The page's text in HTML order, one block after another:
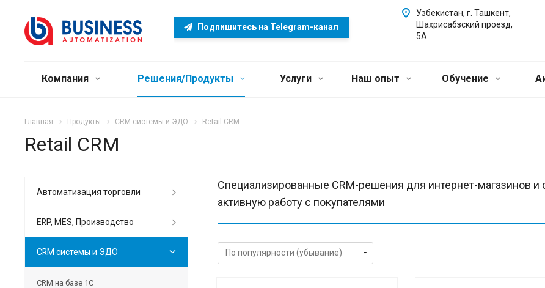
Подпишитесь на Telegram-канал
Узбекистан, г. Ташкент,
Шахрисабзский проезд,
5А
Компания Решения/Продукты Услуги Наш опыт Обучение
Главная Продукты CRM системы и ЭДО Retail CRM
Retail CRM
Cпециализированные CRM-решения для интернет-магазинов и
активную работу с покупателями
Автоматизация торговли
ERP, MES, Производство
CRM системы и ЭДО
CRM на базе 1С